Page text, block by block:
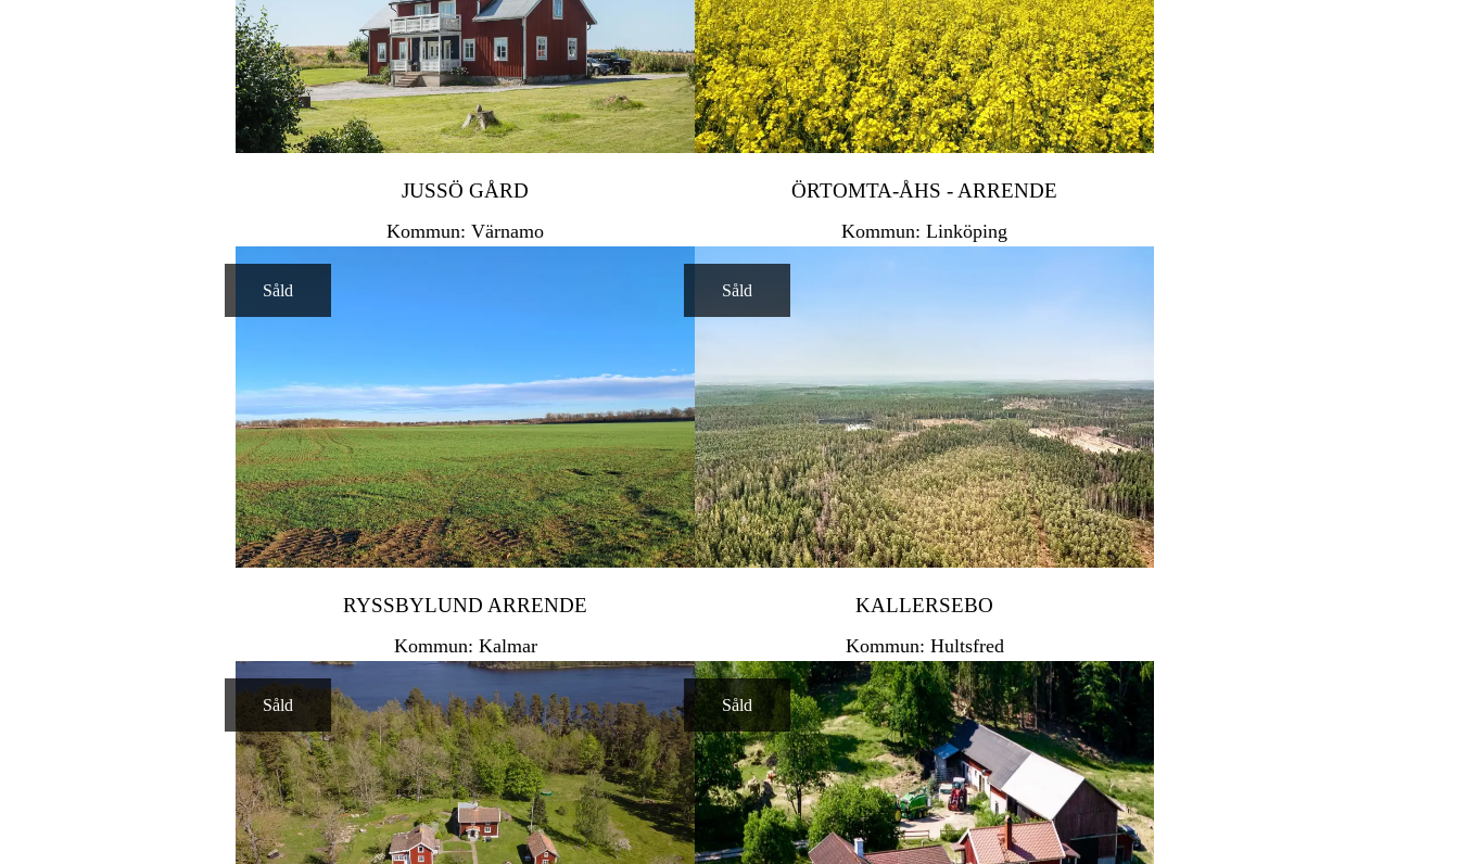
JUSSÖ GÅRD
Kommun: Värnamo
ÖRTOMTA-ÅHS - ARRENDE
Kommun: Linköping
Såld
RYSSBYLUND ARRENDE
Kommun: Kalmar
Såld
KALLERSEBO
Kommun: Hultsfred
Såld Såld